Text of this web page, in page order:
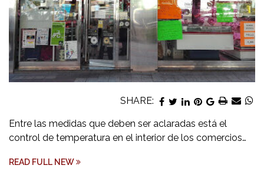
SHARE:
Entre las medidas que deben ser aclaradas está el
control de temperatura en el interior de los comercios…
READ FULL NEW